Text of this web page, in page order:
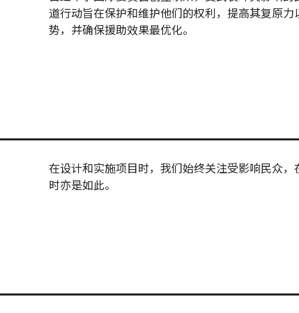
道行动旨在保护和维护他们的权利，提高其复原
势，并确保援助效果最优化。
在设计和实施项目时，我们始终关注受影响民众
时亦是如此。